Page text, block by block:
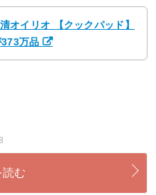
オイリオ 【クックパッド】
万品
む